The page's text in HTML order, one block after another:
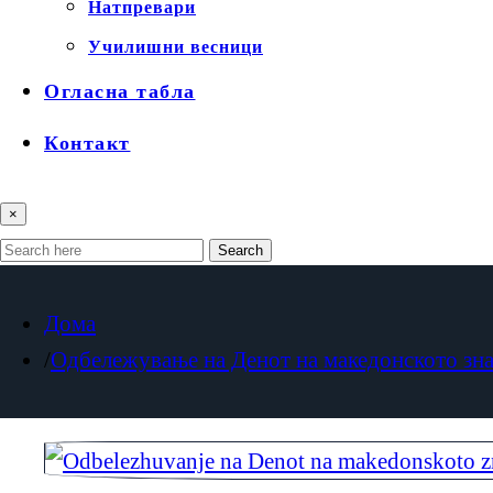
Натпревари
Училишни весници
Огласна табла
Контакт
×
Search
Дома
Одбележување на Денот на македонското